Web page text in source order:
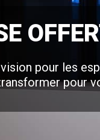
pour les
pour